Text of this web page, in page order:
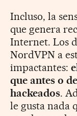
Incluso, la
que genera
Internet. Los
NordVPN a
impactantes:
que antes o
hackeados.
le gusta nada